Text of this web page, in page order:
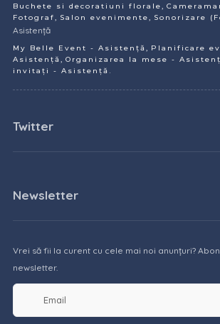
Buchete si decoratiuni florale
Fotograf Salon evenimente Sonorizare
Asistență
My Belle Event - Asistență
Planificare
Asistență
Organizarea la mese -
invitați - Asistență
Twitter
Newsletter
Vrei să fii la curent cu cele mai noi anunțuri?
newsletter.